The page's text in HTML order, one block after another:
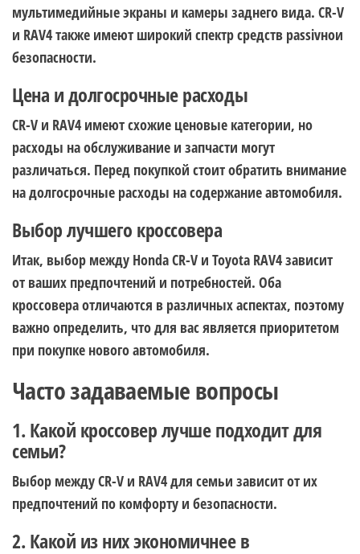
мультимедийные экраны и камеры заднего вида. CR-V
и RAV4 также имеют широкий спектр средств passivнои
безопасности.
Цена и долгосрочные расходы
CR-V и RAV4 имеют схожие ценовые категории, но
расходы на обслуживание и запчасти могут
различаться. Перед покупкой стоит обратить внимание
на долгосрочные расходы на содержание автомобиля.
Выбор лучшего кроссовера
Итак, выбор между Honda CR-V и Toyota RAV4 зависит
от ваших предпочтений и потребностей. Оба
кроссовера отличаются в различных аспектах, поэтому
важно определить, что для вас является приоритетом
при покупке нового автомобиля.
Часто задаваемые вопросы
1. Какой кроссовер лучше подходит для
семьи?
Выбор между CR-V и RAV4 для семьи зависит от их
предпочтений по комфорту и безопасности.
2. Какой из них экономичнее в